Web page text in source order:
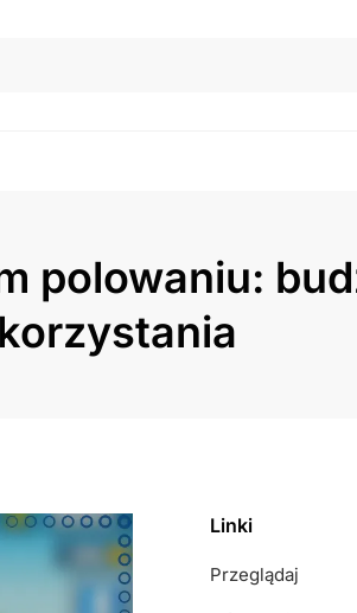
polowaniu:
Linki
Przeglądaj